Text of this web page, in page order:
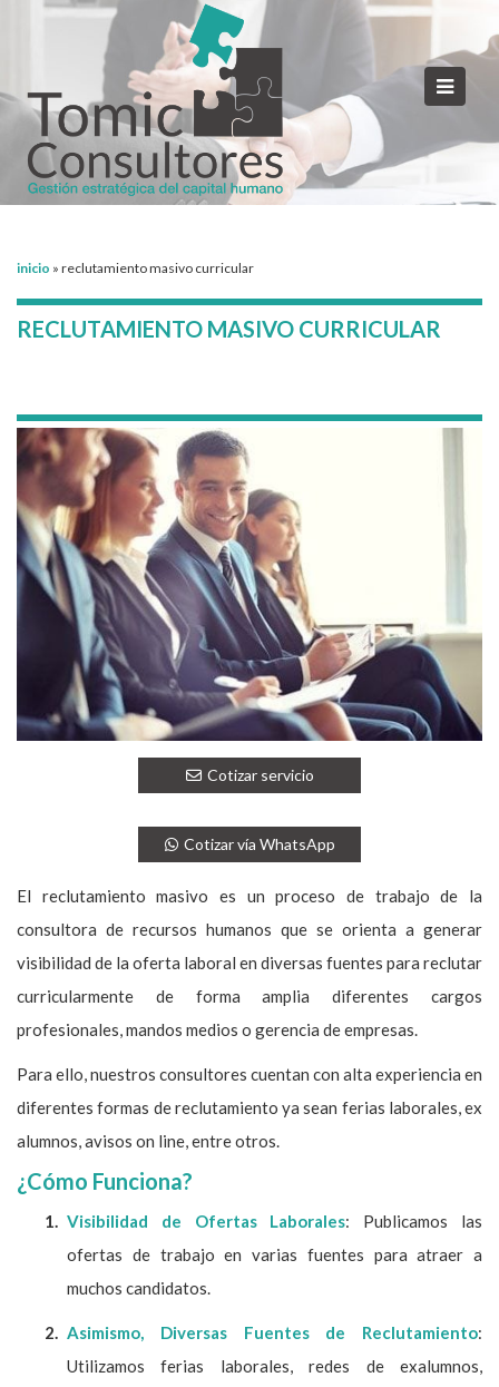
inicio » reclutamiento masivo curricular
RECLUTAMIENTO MASIVO CURRICULAR
Cotizar servicio
Cotizar vía WhatsApp
El reclutamiento masivo es un proceso de trabajo de la
consultora de recursos humanos que se orienta a generar
visibilidad de la oferta laboral en diversas fuentes para reclutar
curricularmente de forma amplia diferentes cargos
profesionales, mandos medios o gerencia de empresas.
Para ello, nuestros consultores cuentan con alta experiencia en
diferentes formas de reclutamiento ya sean ferias laborales, ex
alumnos, avisos on line, entre otros.
¿Cómo Funciona?
Visibilidad de Ofertas Laborales: Publicamos las
ofertas de trabajo en varias fuentes para atraer a
muchos candidatos.
Asimismo, Diversas Fuentes de Reclutamiento:
Utilizamos ferias laborales, redes de exalumnos,